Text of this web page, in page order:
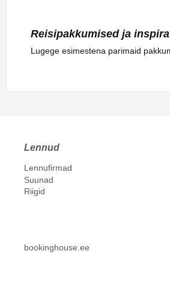
Reisipakkumised ja
Lugege esimestena parimaid
Lennud
Lennufirmad
Suunad
Riigid
bookinghouse.ee